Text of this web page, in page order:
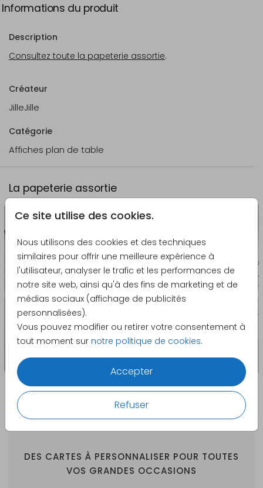
Ce site utilise des cookies.
Nous utilisons des cookies et des techniques
similaires pour offrir une meilleure expérience à
l'utilisateur, analyser le trafic et les performances de
notre site web, ainsi qu'à des fins de marketing et de
médias sociaux (affichage de publicités
personnalisées).
Vous pouvez modifier ou retirer votre consentement à
tout moment sur notre politique de cookies.
Accepter
Refuser
Informations du produit
Description
Consultez toute la papeterie assortie.
Créateur
JilleJille
Catégorie
Affiches plan de table
La papeterie assortie
DES CARTES À PERSONNALISER POUR TOUTES
VOS GRANDES OCCASIONS